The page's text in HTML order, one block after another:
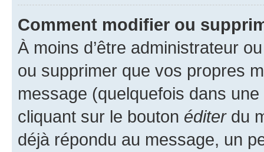
Comment modifier ou
À moins d’être administrateur
ou supprimer que vos propres
message (quelquefois dans
cliquant sur le bouton éditerdu
déjà répondu au message, un